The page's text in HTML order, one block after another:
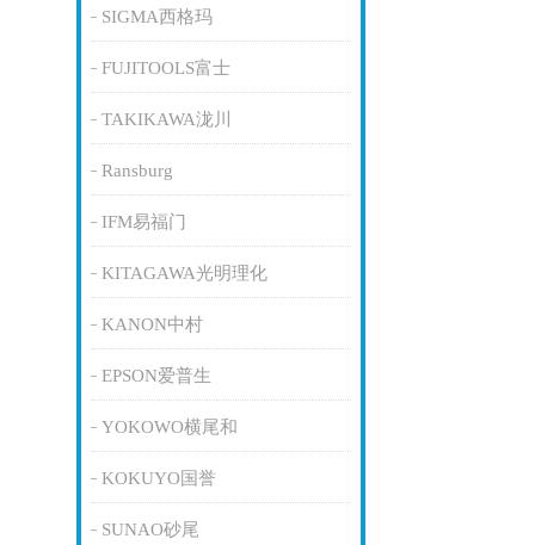
SIGMA西格玛
FUJITOOLS富士
TAKIKAWA泷川
Ransburg
IFM易福门
KITAGAWA光明理化
KANON中村
EPSON爱普生
YOKOWO横尾和
KOKUYO国誉
SUNAO砂尾